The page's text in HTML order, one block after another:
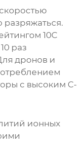
разряжаться.
10C
раз
дронов и
с высоким C-
ионных